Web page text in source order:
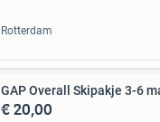
Rotterdam
GAP Overall Skipakje 3-6
€ 20,00